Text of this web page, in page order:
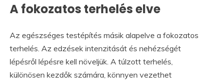
A fokozatos terhelés elve
Az egészséges testépítés másik alapelve a fokozatos
terhelés. Az edzések intenzitását és nehézségét
lépésről lépésre kell növeljük. A túlzott terhelés,
különösen kezdők számára, könnyen vezethet